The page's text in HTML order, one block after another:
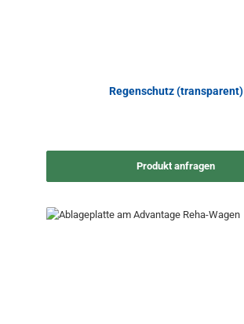
Regenschutz (transparent)
Produkt anfragen